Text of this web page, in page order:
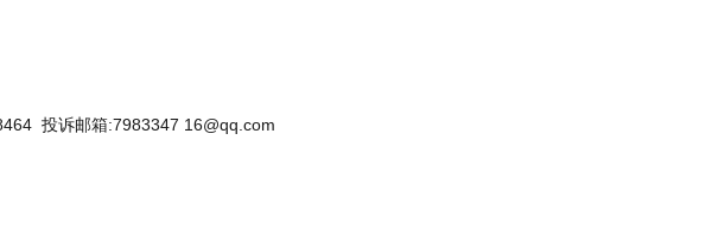
投诉邮箱:7983347 16@qq.com